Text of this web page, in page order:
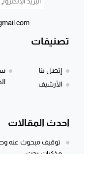
تصنيفات
إتصل بنا
الأرشيف
احدث المقالات
توقيف مبحوث عنه
مذكرات بحث